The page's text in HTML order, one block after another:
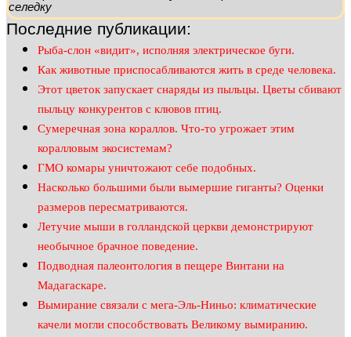
селедку
Последние публикации:
Рыба-слон «видит», исполняя электрическое буги.
Как животные приспосабливаются жить в среде человека.
Этот цветок запускает снаряды из пыльцы. Цветы сбивают
пыльцу конкурентов с клювов птиц.
Сумеречная зона кораллов. Что-то угрожает этим
коралловым экосистемам?
ГМО комары уничтожают себе подобных.
Насколько большими были вымершие гиганты? Оценки
размеров пересматриваются.
Летучие мыши в голландской церкви демонстрируют
необычное брачное поведение.
Подводная палеонтология в пещере Винтани на
Мадагаскаре.
Вымирание связали с мега-Эль-Ниньо: климатические
качели могли способствовать Великому вымиранию.